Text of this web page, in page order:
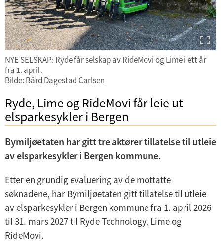
NYE SELSKAP: Ryde får selskap av RideMovi og Lime i ett år
fra 1. april .
Bilde: Bård Dagestad Carlsen
Ryde, Lime og RideMovi får leie ut
elsparkesykler i Bergen
Bymiljøetaten har gitt tre aktører tillatelse til utleie
av elsparkesykler i Bergen kommune.
Etter en grundig evaluering av de mottatte
søknadene, har Bymiljøetaten gitt tillatelse til utleie
av elsparkesykler i Bergen kommune fra 1. april 2026
til 31. mars 2027 til Ryde Technology, Lime og
RideMovi.